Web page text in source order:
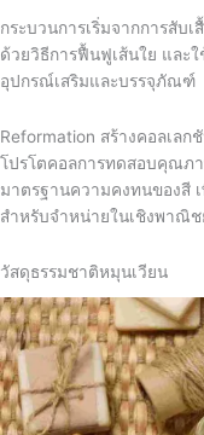
กระบวนการเริ่มจากการสับ
ด้วยวิธีการฟื้นฟูเส้นใย และ
อุปกรณ์เสริมและบรรจุภัณฑ์
Reformation สร้างคอลเล
โปรโตคอลการทดสอบคุณภ
มาตรฐานความคงทนของสี
สำหรับจำหน่ายในเชิงพาณิช
วัสดุธรรมชาติหมุนเวียน